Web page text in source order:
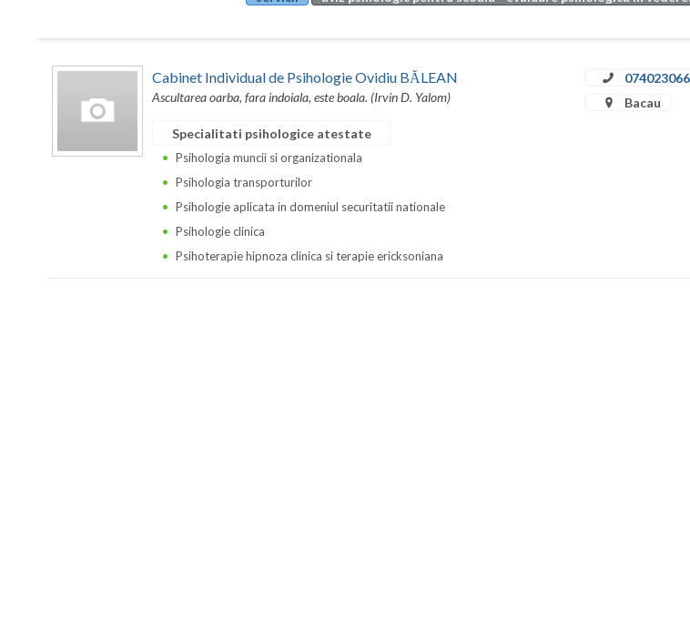
Cabinet Individual de Psihologie Ovidiu BĂLEAN
Ascultarea oarba, fara indoiala, este boala. (Irvin D. Yalom)
Bacau
Specialitati psihologice atestate
Psihologia muncii si organizationala
Psihologia transporturilor
Psihologie aplicata in domeniul securitatii nationale
Psihologie clinica
Psihoterapie hipnoza clinica si terapie ericksoniana